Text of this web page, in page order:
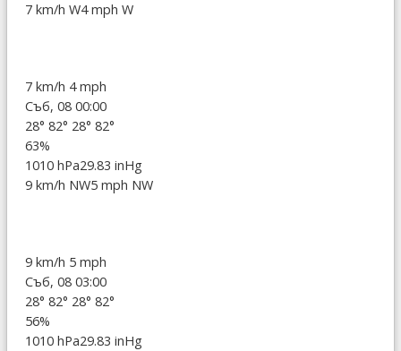
7 km/h W4 mph W
7 km/h 4 mph
Съб, 08 00:00
28° 82° 28° 82°
63%
1010 hPa29.83 inHg
9 km/h NW5 mph NW
9 km/h 5 mph
Съб, 08 03:00
28° 82° 28° 82°
56%
1010 hPa29.83 inHg